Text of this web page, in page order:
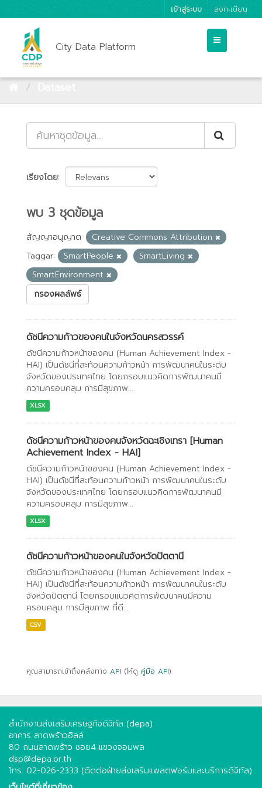
เข้าสู่ระบบ ลงทะเบียน
City Data Platform
เรียงโดย
พบ 3 ชุดข้อมูล
สัญญาอนุญาต:
Creative Commons Attribution
Taggar:
SmartPeople
SmartLiving
SmartEnvironment
กรองผลลัพธ์
ดัชนีความก้าวของคนในจังหวัดนครสวรรค์
ดัชนีความก้าวหน้าของคน (Human Achievement Index -
HAI) เป็นดัชนีที่สะท้อนความก้าวหน้า การพัฒนาคนในระดับ
จังหวัดของประเทศไทย โดยกรอบแนวคิดการพัฒนาคนมี
ความครอบคลุม การมีสุขภาพ...
XLSX
ดัชนีความก้าวหน้าของคนจังหวัดฉะเชิงเทรา [Human
Achievement Index - HAI]
ดัชนีความก้าวหน้าของคน (Human Achievement Index -
HAI) เป็นดัชนีที่สะท้อนความก้าวหน้า การพัฒนาคนในระดับ
จังหวัดของประเทศไทย โดยกรอบแนวคิดการพัฒนาคนมี
ความครอบคลุม การมีสุขภาพ...
XLSX
ดัชนีความก้าวหน้าของคนในจังหวัดปัตตานี
ดัชนีความก้าวหน้าของคน (Human Achievement Index -
HAI) เป็นดัชนีที่สะท้อนความก้าวหน้า การพัฒนาคนในระดับ
จังหวัดปัตตานี โดยกรอบแนวคิดการพัฒนาคนมีความ
ครอบคลุม การมีสุขภาพ ที่ดี...
CSV
คุณสามารถเข้าถึงคลังทาง API (ให้ดู คู่มือ API).
สำนักงานส่งเสริมเศรษฐกิจดิจิทัล (depa)
อาคาร ลาดพร้าวฮิลล์
80 ถนนลาดพร้าว ซอย4 แขวงจอมพล
dsp@depa.or.th
โทร. 02-026-2333 (ติดต่อฝ่ายส่งเสริมแพลตฟอร์มและบริการดิจิทัล)